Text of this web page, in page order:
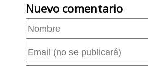
Nuevo comentario